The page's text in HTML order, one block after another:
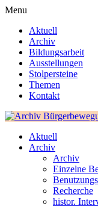
Menu
Aktuell
Archiv
Bildungsarbeit
Ausstellungen
Stolpersteine
Themen
Kontakt
Aktuell
Archiv
Archiv
Einzelne
Recherche
histor.